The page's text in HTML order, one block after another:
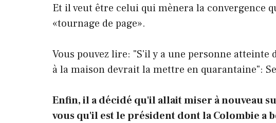
Et il veut être celui qui mènera la convergence
«tournage de page».
Vous pouvez lire: "S'il y a une personne atteinte
à la maison devrait la mettre en quarantaine":
Enfin, il a décidé qu'il allait miser à nouveau
vous qu'il est le président dont la Colombie a